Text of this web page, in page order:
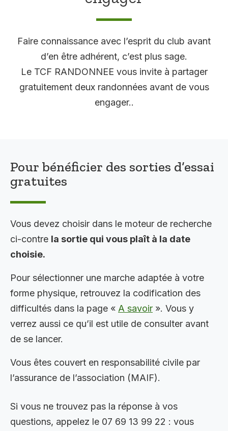
Faire connaissance avec l’esprit du club avant
d’en être adhérent, c’est plus sage.
Le TCF RANDONNEE vous invite à partager
gratuitement deux randonnées avant de vous
engager..
Pour bénéficier des sorties d’essai
gratuites
Vous devez choisir dans le moteur de recherche
ci-contre la sortie qui vous plaît à la date
choisie.
Pour sélectionner une marche adaptée à votre
forme physique, retrouvez la codification des
difficultés dans la page « A savoir ». Vous y
verrez aussi ce qu’il est utile de consulter avant
de se lancer.
Vous êtes couvert en responsabilité civile par
l’assurance de l’association (MAIF).
Si vous ne trouvez pas la réponse à vos
questions, appelez le 07 69 13 99 22 : vous